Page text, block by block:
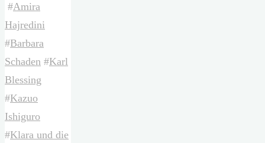
#Amira
Hajredini
#Barbara
Schaden #Karl
Blessing
#Kazuo
Ishiguro
#Klara und die